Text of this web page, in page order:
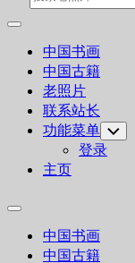
Expand
中国书画
中国古籍
老照片
联系站长
功能菜单 Toggle
Child
Menu
登录
主页
Expand
中国书画
中国古籍